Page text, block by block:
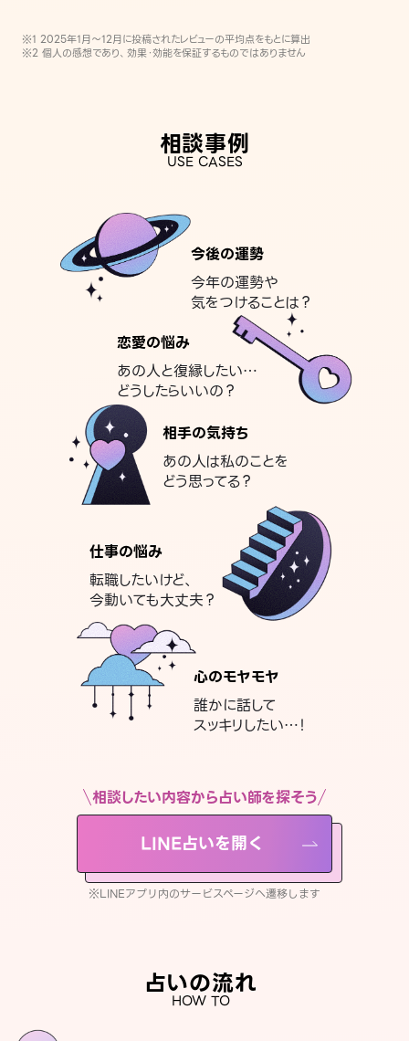
※1 2025年1月〜12月に投稿されたレビューの平均点をもとに算出
※2 個人の感想であり、効果・効能を保証するものではありません
相談事例
USE CASES
今後の運勢
今年の運勢や
気をつけることは？
恋愛の悩み
あの人と復縁したい…
どうしたらいいの？
相手の気持ち
あの人は私のことを
どう思ってる？
仕事の悩み
転職したいけど、
今動いても大丈夫？
心のモヤモヤ
誰かに話して
スッキリしたい…！
相談したい内容から占い師を探そう
LINE占いを開く
※LINEアプリ内のサービスページへ遷移します
占いの流れ
HOW TO